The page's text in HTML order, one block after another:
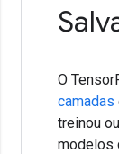
O
camadas
treinou
modelos